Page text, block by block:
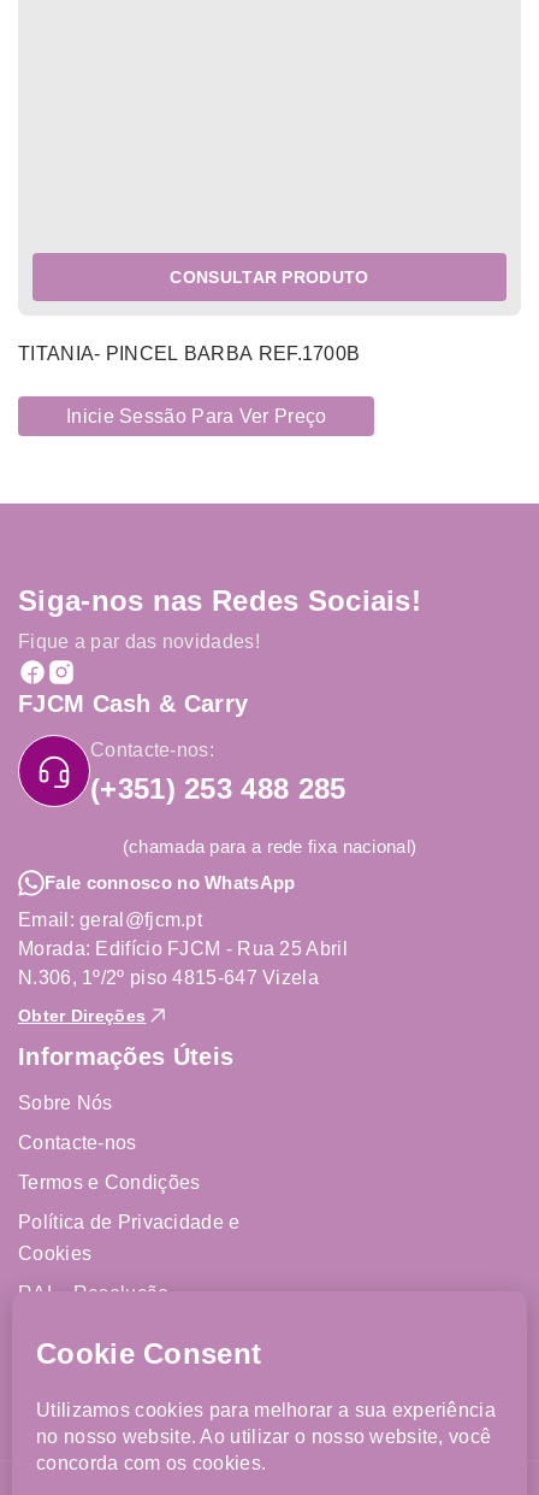
CONSULTAR PRODUTO
TITANIA- PINCEL BARBA REF.1700B
Inicie Sessão Para Ver Preço
Siga-nos nas Redes Sociais!
Fique a par das novidades!
FJCM Cash & Carry
Contacte-nos:
(+351) 253 488 285
(chamada para a rede fixa nacional)
Fale connosco no WhatsApp
Email: geral@fjcm.pt
Morada: Edifício FJCM - Rua 25 Abril
N.306, 1º/2º piso 4815-647 Vizela
Obter Direções
Informações Úteis
Sobre Nós
Contacte-nos
Termos e Condições
Política de Privacidade e
Cookies
RAL - Resolução
Livro de Reclamações